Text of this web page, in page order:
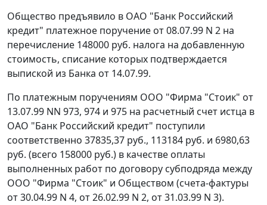
Общество предъявило в ОАО "Банк Российский
кредит" платежное поручение от 08.07.99 N 2 на
перечисление 148000 руб. налога на добавленную
стоимость, списание которых подтверждается
выпиской из Банка от 14.07.99.
По платежным поручениям ООО "Фирма "Стоик" от
13.07.99 NN 973, 974 и 975 на расчетный счет истца в
ОАО "Банк Российский кредит" поступили
соответственно 37835,37 руб., 113184 руб. и 6980,63
руб. (всего 158000 руб.) в качестве оплаты
выполненных работ по договору субподряда между
ООО "Фирма "Стоик" и Обществом (счета-фактуры
от 30.04.99 N 4, от 26.02.99 N 2, от 31.03.99 N 3).